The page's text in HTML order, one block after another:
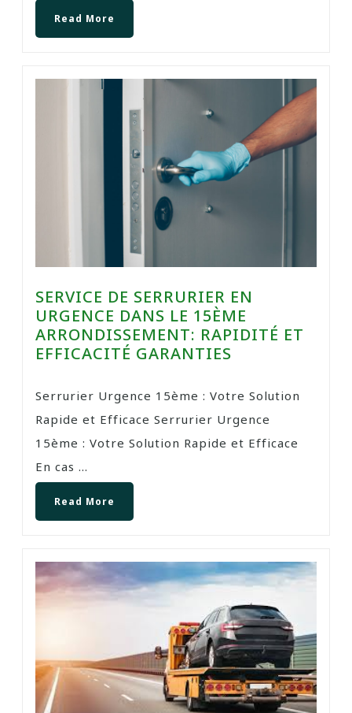
Read More
SERVICE DE SERRURIER EN
URGENCE DANS LE 15ÈME
ARRONDISSEMENT: RAPIDITÉ ET
EFFICACITÉ GARANTIES
Serrurier Urgence 15ème : Votre Solution
Rapide et Efficace Serrurier Urgence
15ème : Votre Solution Rapide et Efficace
En cas ...
Read More